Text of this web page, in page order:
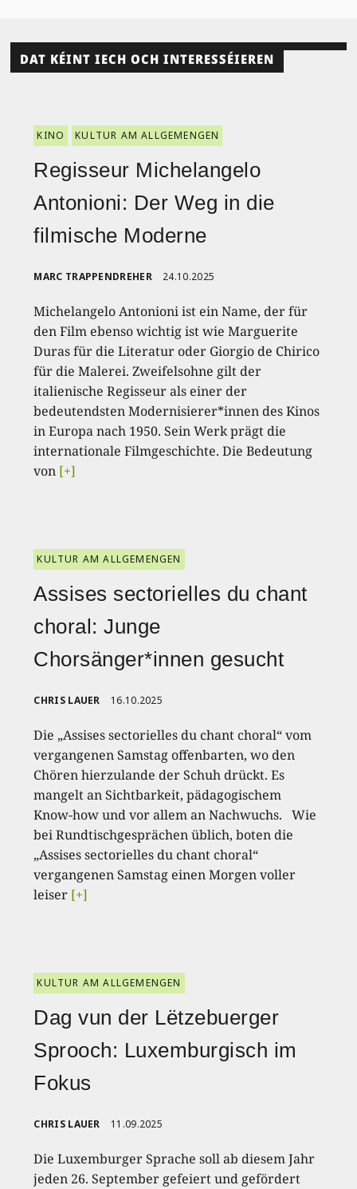
DAT KÉINT IECH OCH INTERESSÉIEREN
KINO KULTUR AM ALLGEMENGEN
Regisseur Michelangelo
Antonioni: Der Weg in die
filmische Moderne
MARC TRAPPENDREHER 24.10.2025
Michelangelo Antonioni ist ein Name, der für
den Film ebenso wichtig ist wie Marguerite
Duras für die Literatur oder Giorgio de Chirico
für die Malerei. Zweifelsohne gilt der
italienische Regisseur als einer der
bedeutendsten Modernisierer*innen des Kinos
in Europa nach 1950. Sein Werk prägt die
internationale Filmgeschichte. Die Bedeutung
von [+]
KULTUR AM ALLGEMENGEN
Assises sectorielles du chant
choral: Junge
Chorsänger*innen gesucht
CHRIS LAUER 16.10.2025
Die „Assises sectorielles du chant choral“ vom
vergangenen Samstag offenbarten, wo den
Chören hierzulande der Schuh drückt. Es
mangelt an Sichtbarkeit, pädagogischem
Know-how und vor allem an Nachwuchs. Wie
bei Rundtischgesprächen üblich, boten die
„Assises sectorielles du chant choral“
vergangenen Samstag einen Morgen voller
leiser [+]
KULTUR AM ALLGEMENGEN
Dag vun der Lëtzebuerger
Sprooch: Luxemburgisch im
Fokus
CHRIS LAUER 11.09.2025
Die Luxemburger Sprache soll ab diesem Jahr
jeden 26. September gefeiert und gefördert